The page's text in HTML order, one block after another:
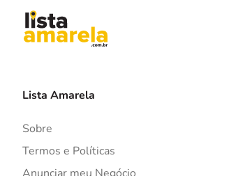
Lista Amarela
Sobre
Termos e Políticas